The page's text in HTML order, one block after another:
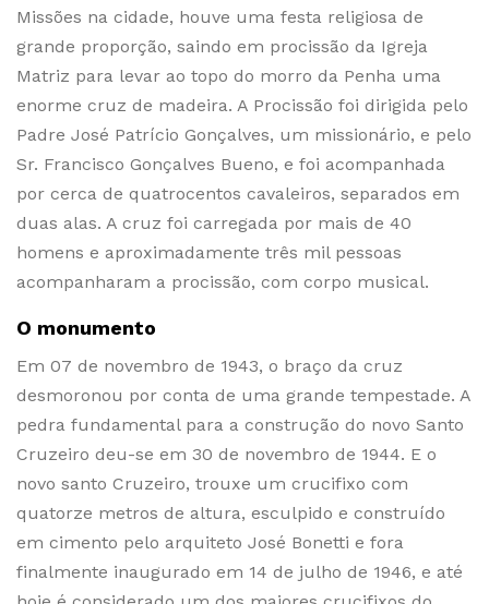
Missões na cidade, houve uma festa religiosa de
grande proporção, saindo em procissão da Igreja
Matriz para levar ao topo do morro da Penha uma
enorme cruz de madeira. A Procissão foi dirigida pelo
Padre José Patrício Gonçalves, um missionário, e pelo
Sr. Francisco Gonçalves Bueno, e foi acompanhada
por cerca de quatrocentos cavaleiros, separados em
duas alas. A cruz foi carregada por mais de 40
homens e aproximadamente três mil pessoas
acompanharam a procissão, com corpo musical.
O monumento
Em 07 de novembro de 1943, o braço da cruz
desmoronou por conta de uma grande tempestade. A
pedra fundamental para a construção do novo Santo
Cruzeiro deu-se em 30 de novembro de 1944. E o
novo santo Cruzeiro, trouxe um crucifixo com
quatorze metros de altura, esculpido e construído
em cimento pelo arquiteto José Bonetti e fora
finalmente inaugurado em 14 de julho de 1946, e até